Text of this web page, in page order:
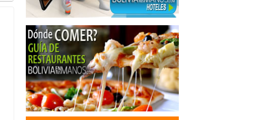
Importaciones
Alojamientos
Hospedajes
Medicina Alternativa
Salud Integral
Almuerzo Familiar
Carnes a la Parrilla
Comida Nacional
Platos típicos
Hoteles